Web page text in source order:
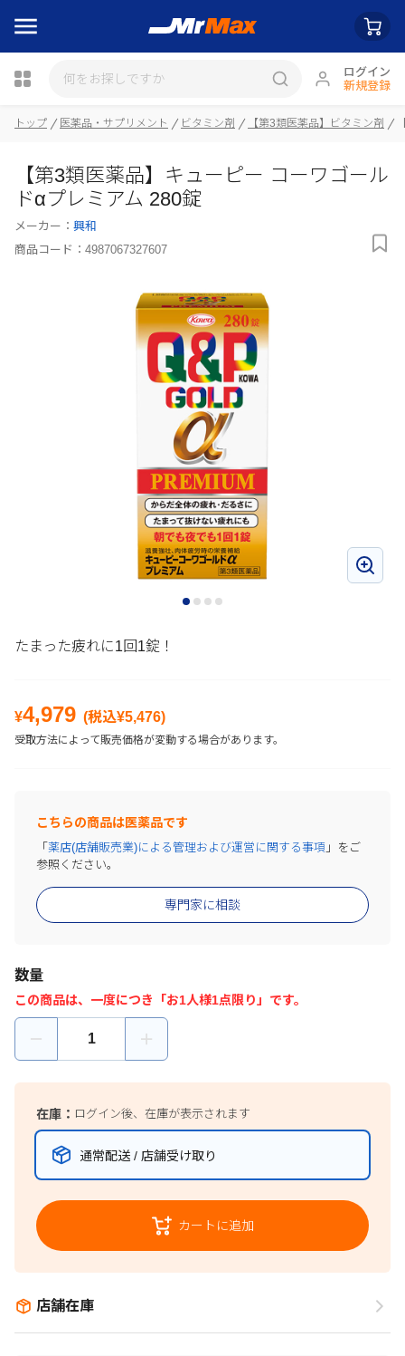
ログイン
新規登録
瓶詰
トップ 医薬品・サプリメント ビタミン剤 【第3類医薬品】ビタミン剤
【第3類医薬品】キューピー コーワゴール
ドαプレミアム 280錠
メーカー： 興和
商品コード： 4987067327607
たまった疲れに1回1錠！
¥4,979 (税込¥5,476)
受取方法によって販売価格が変動する場合があります。
こちらの商品は医薬品です
専門家に相談
「 薬店(店舗販売業)による管理および運営に関する事項 」をご
参照ください。
数量
この商品は、一度につき「お1人様1点限り」です。
在庫： ログイン後、在庫が表示されます
通常配送 / 店舗受け取り
カートに追加
店舗在庫